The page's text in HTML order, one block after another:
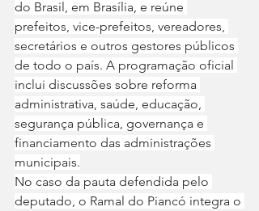
do Brasil, em Brasília, e reúne
prefeitos, vice-prefeitos, vereadores,
secretários e outros gestores públicos
de todo o país. A programação oficial
inclui discussões sobre reforma
administrativa, saúde, educação,
segurança pública, governança e
financiamento das administrações
municipais.
No caso da pauta defendida pelo
deputado, o Ramal do Piancó integra o